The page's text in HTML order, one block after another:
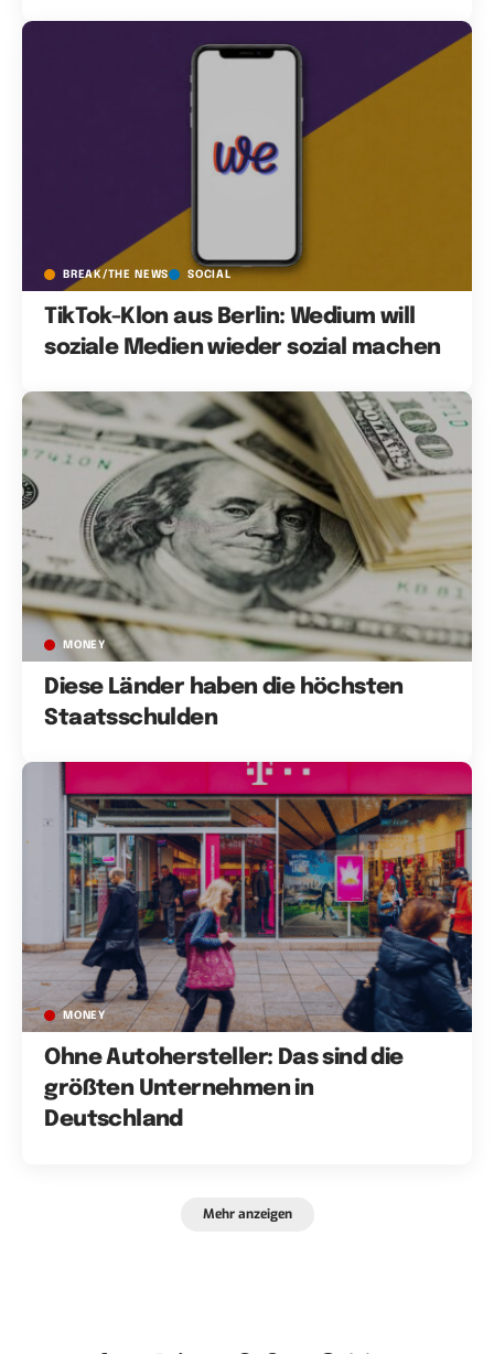
BREAK/THE NEWS SOCIAL
TikTok-Klon aus Berlin: Wedium will
soziale Medien wieder sozial machen
MONEY
Diese Länder haben die höchsten
Staatsschulden
MONEY
Ohne Autohersteller: Das sind die
größten Unternehmen in
Deutschland
Mehr anzeigen